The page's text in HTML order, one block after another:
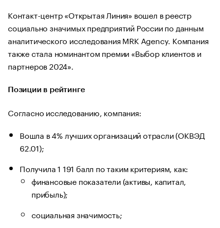
Контакт-центр «Открытая Линия» вошел в реестр
социально значимых предприятий России по данным
аналитического исследования MRK Agency. Компания
также стала номинантом премии «Выбор клиентов и
партнеров 2024».
Позиции в рейтинге
Согласно исследованию, компания:
Вошла в 4% лучших организаций отрасли (ОКВЭД
62.01);
Получила 1 191 балл по таким критериям, как:
финансовые показатели (активы, капитал,
прибыль);
социальная значимость;